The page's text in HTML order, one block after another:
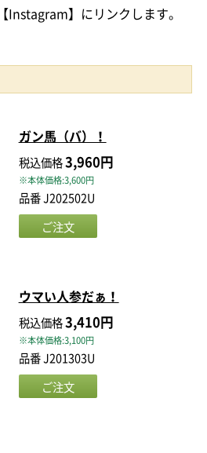
Instagram】にリンクします。
ガン馬（バ）！
税込価格3,960円
※本体価格:3,600円
品番 J202502U
ウマい人参だぁ！
税込価格3,410円
※本体価格:3,100円
品番 J201303U